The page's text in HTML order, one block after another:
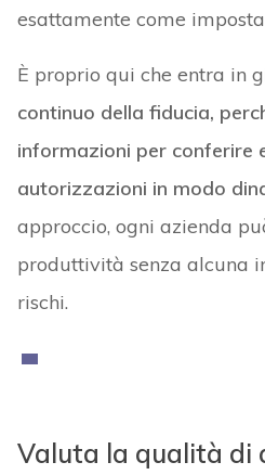
esattamente come
È proprio qui che entra in
continuo della fiducia,
informazioni per conferire
autorizzazioni in modo
approccio, ogni azienda
produttività senza alcuna
rischi.
Valuta la qualità di